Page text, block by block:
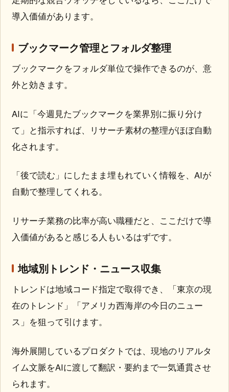
導入価値があります。
ブックマーク管理とフォルダ整理
ブックマークをフォルダ単位で操作できるのが、意
外と効きます。
AIに「今週見たブックマークを業界別に振り分け
て」と指示すれば、リサーチ素材の整理がほぼ自動
化されます。
「後で読む」にしたまま埋もれていく情報を、AIが
自動で整理してくれる。
リサーチ業務の比率が高い職種だと、ここだけで導
入価値があると感じる人もいるはずです。
地域別トレンド・ニュース収集
トレンドは地域コード指定で取得でき、「東京の現
在のトレンド」「アメリカ西海岸の今日のニュー
ス」を狙って引けます。
海外展開しているプロダクトでは、現地のリアルタ
イム文脈をAIに渡して翻訳・要約まで一気通貫させ
られます。